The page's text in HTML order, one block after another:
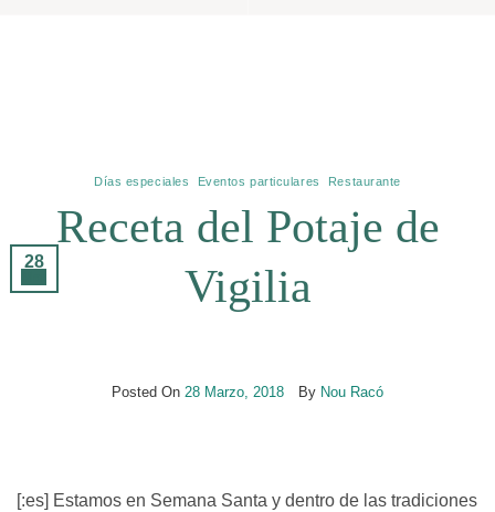
Días especiales Eventos particulares Restaurante
Receta del Potaje de
Vigilia
Posted On 28 Marzo, 2018 By Nou Racó
28
[:es] Estamos en Semana Santa y dentro de las tradiciones